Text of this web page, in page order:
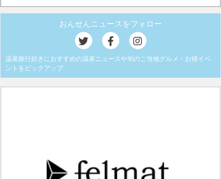
おんせんニュースをフォロー
温泉旅行好きにおすすめの温泉ニュースや旬のご当地グルメ・お得イベ
ントをピックアップ